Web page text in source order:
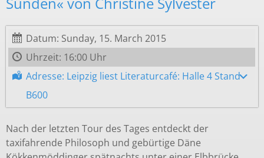
Datum: Sunday, 15. March 2015
Uhrzeit: 16:00 Uhr
Adresse: Leipzig liest Literaturcafé: Halle 4 Stand
B600
Nach der letzten Tour des Tages entdeckt der
taxifahrende Philosoph und gebürtige Däne